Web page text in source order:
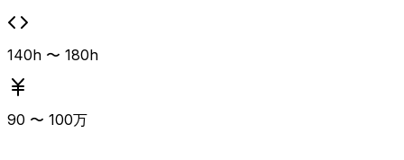
AI駆動開発のチーム導入・浸透経験、複雑なドメインモデ
マネジメント経験、プロダクトオーナー経験が挙げられてい
ます。
140h 〜 180h
90 〜 100万